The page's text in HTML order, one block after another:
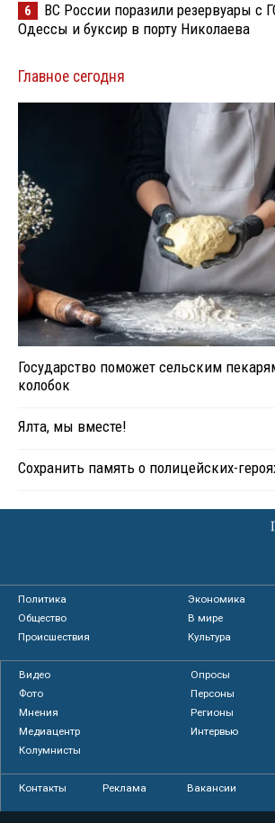
6
ВС России поразили резервуары с
Одессы и буксир в порту Николаева
Главное сегодня
Государство поможет сельским
колобок
Ялта, мы вместе!
Сохранить память о полицейских-
Политика
Экономика
Общество
В мире
Происшествия
Культура
Видео
Опросы
Фото
Персоны
Мнения
Регионы
Медиацентр
Интервью
Колумнисты
Контакты Реклама Вакансии